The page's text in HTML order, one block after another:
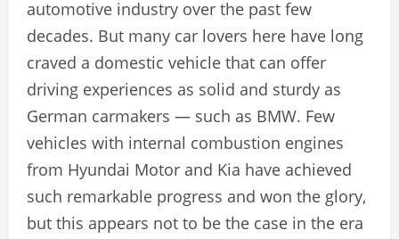
automotive industry over the past few
decades. But many car lovers here have long
craved a domestic vehicle that can offer
driving experiences as solid and sturdy as
German carmakers — such as BMW. Few
vehicles with internal combustion engines
from Hyundai Motor and Kia have achieved
such remarkable progress and won the glory,
but this appears not to be the case in the era